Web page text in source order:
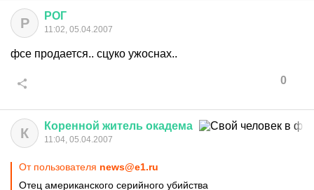
Р РОГ
11:02, 05.04.2007
фсе продается.. сцуко ужоснах..
0
К Коренной житель окадема
11:04, 05.04.2007
От пользователя news@e1.ru
Отец американского серийного убийства